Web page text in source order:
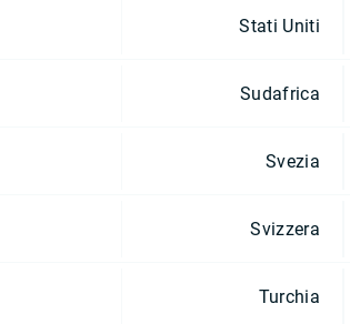
Stati Uniti
Sudafrica
Svezia
Svizzera
Turchia